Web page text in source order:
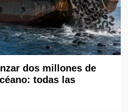
dos millones de
todas las